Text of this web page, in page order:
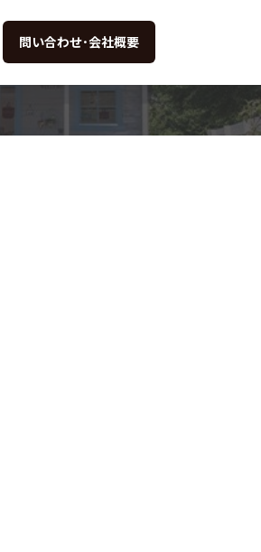
問い合わせ･会社概要